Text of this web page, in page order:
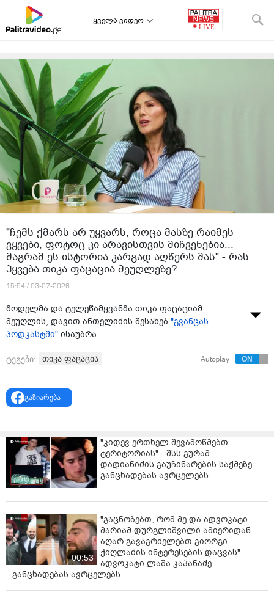
ყველა ვიდეო
"ჩემს ქმარს არ უყვარს, როცა მასზე რაიმეს
ვყვები, ფოტოც კი არავისთვის მიჩვენებია...
მაგრამ ეს ისტორია კარგად აღწერს მას" - რას
ჰყვება თიკა ფაცაცია მეუღლეზე?
15:54 / 03-07-2026
მოდელმა და ტელეწამყვანმა თიკა ფაცაციამ
მეუღლის, დავით ანთელიძის შესახებ "გვანცას
პოდკასტში" ისაუბრა.
ტეგები: თიკა ფაცაცია Autoplay
გაზიარება
"კიდევ ერთხელ შევამოწმებთ
ტერიტორიას" - შსს გურამ
დადიანიძის გაუჩინარების საქმეზე
განცხადებას ავრცელებს
00:53
"გაცნობებთ, რომ მე და ადვოკატი
მარიამ დურგლიშვილი ამიერიდან
აღარ გავაგრძელებთ გიორგი
ჭიღლაძის ინტერესების დაცვას" -
ადვოკატი ლაშა კაპანაძე
განცხადებას ავრცელებს